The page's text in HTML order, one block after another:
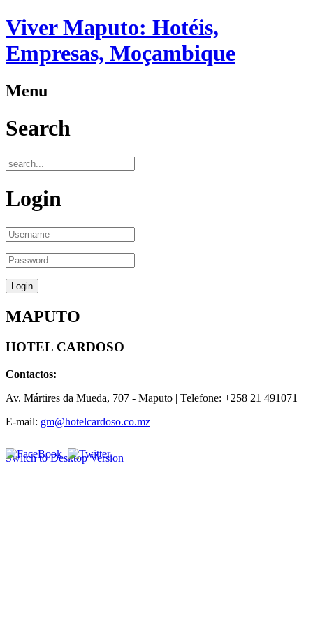
Viver Maputo: Hotéis,
Empresas, Moçambique
Menu
Search
Login
MAPUTO
HOTEL CARDOSO
Contactos:
Av. Mártires da Mueda, 707 - Maputo | Telefone: +258 21 491071
E-mail: gm@hotelcardoso.co.mz
Switch to Desktop Version